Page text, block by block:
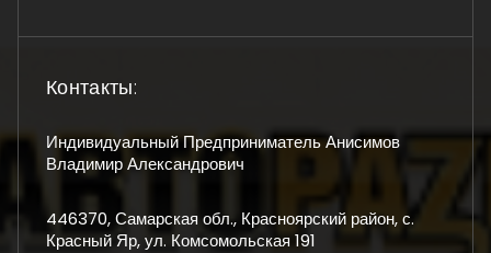
Контакты:
Индивидуальный Предприниматель Анисимов
Владимир Александрович
446370, Самарская обл., Красноярский район, с.
Красный Яр, ул. Комсомольская 191